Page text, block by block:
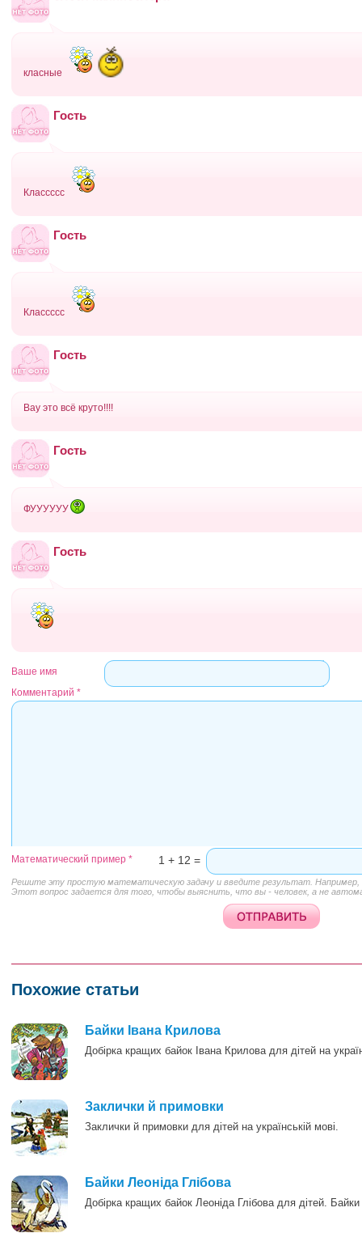
класные
Гость
Классссс
Гость
Классссс
Гость
Вау это всё круто!!!!
Гость
ФУУУУУУ
Гость
Ваше имя
Комментарий *
Этот вопрос задается для того, чтобы выяснить, что вы - человек, а не
Математический пример * 1 + 12 =
Решите эту простую математическую задачу и введите результат. Например,
Похожие статьи
Байки Івана Крилова
Добірка кращих байок Івана Крилова для дітей на
Заклички й примовки
Заклички й примовки для дітей на українській мові.
Байки Леоніда Глібова
Добірка кращих байок Леоніда Глібова для дітей.